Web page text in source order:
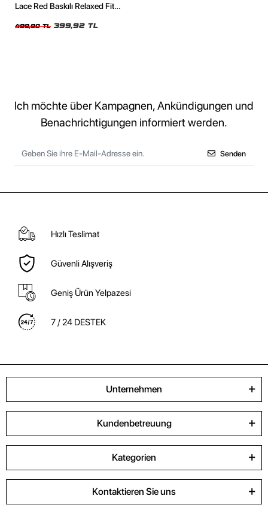
Lace Red Baskılı Relaxed Fit
499,90 TL 399,92 TL
Ich möchte über Kampagnen, Ankündigungen und
Benachrichtigungen informiert werden.
Senden
Hızlı Teslimat
Güvenli Alışveriş
Geniş Ürün Yelpazesi
7 / 24 DESTEK
Unternehmen
Kundenbetreuung
Kategorien
Kontaktieren Sie uns